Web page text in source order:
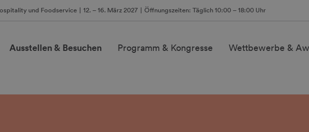
und Foodservice 12. – 16. März 2027 Öffnungszeiten: Täglich 10:00 – 18:00 Uhr
Ausstellen & Besuchen Programm & Kongresse Wettbewerbe &